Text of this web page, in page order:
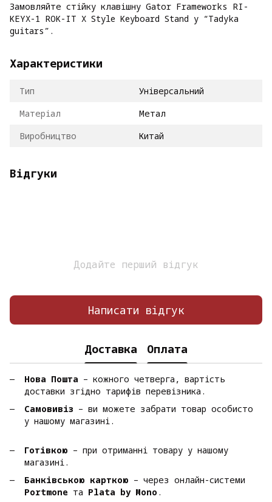
Замовляйте стійку клавішну Gator Frameworks RI-
KEYX-1 ROK-IT X Style Keyboard Stand у “Tadyka
guitars”.
Характеристики
Тип
Універсальний
Матеріал
Метал
Виробництво
Китай
Відгуки
Додайте перший відгук
Написати відгук
Доставка Оплата
Нова Пошта – кожного четверга, вартість
доставки згідно тарифів перевізника.
Самовивіз – ви можете забрати товар особисто
у нашому магазині.
Готівкою – при отриманні товару у нашому
магазині.
Банківською карткою – через онлайн-системи
Portmone та Plata by Mono .